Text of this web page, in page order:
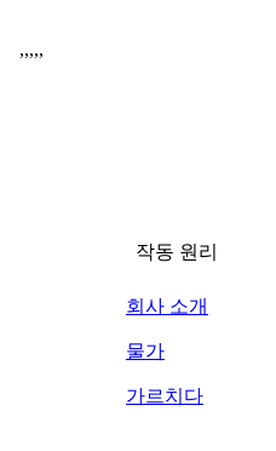
,,,,,
작동 원리
회사 소개
물가
가르치다